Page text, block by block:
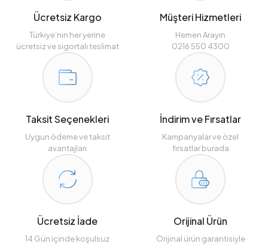
Ücretsiz Kargo
Türkiye’nin her yerine
ücretsiz ve sigortalı teslimat
Müşteri Hizmetleri
Hemen Arayın
0216 550 4300
Taksit Seçenekleri
Uygun ödeme ve taksit
avantajları
İndirim ve Fırsatlar
Kampanyalar ve özel
fırsatlar burada
Ücretsiz İade
14 Gün içinde koşulsuz
Orijinal Ürün
Orijinal ürün garantisiyle